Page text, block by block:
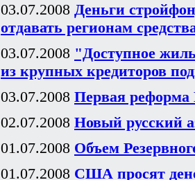
03.07.2008 Деньги
отдавать регионам
03.07.2008 "Доступное
из крупных кредиторов
03.07.2008 Первая реформа
02.07.2008 Новый русский
01.07.2008 Объем
01.07.2008 США просят